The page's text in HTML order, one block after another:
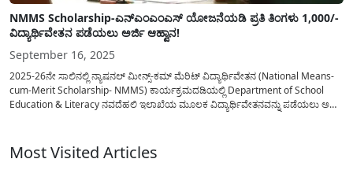
NMMS Scholarship-ಎನ್‍ಎಂಎಂಎಸ್ ಯೋಜನೆಯಡಿ ಪ್ರತಿ ತಿಂಗಳು 1,000/-
ವಿದ್ಯಾರ್ಥಿವೇತನ ಪಡೆಯಲು ಅರ್ಜಿ ಆಹ್ವಾನ!
September 16, 2025
2025-26ನೇ ಸಾಲಿನಲ್ಲಿ ನ್ಯಾಷನಲ್ ಮೀನ್ಸ್-ಕಮ್ ಮೆರಿಟ್ ವಿದ್ಯಾರ್ಥಿವೇತನ (National Means-
cum-Merit Scholarship- NMMS) ಕಾರ್ಯಕ್ರಮದಡಿಯಲ್ಲಿ Department of School
Education & Literacy ನವದೆಹಲಿ ಇಲಾಖೆಯ ಮೂಲಕ ವಿದ್ಯಾರ್ಥಿವೇತನವನ್ನು ಪಡೆಯಲು ಅರ್ಜಿ
ಅವಕಾಶವಿದ್ದು, ಈ ಯೋಜನೆಯ...
Most Visited Articles